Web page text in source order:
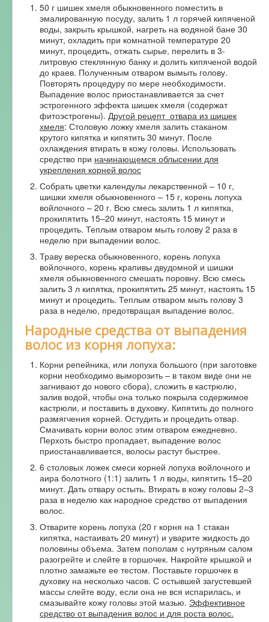
50 г шишек хмеля обыкновенного поместить в
эмалированную посуду, залить 1 л горячей кипяченой
воды, закрыть крышкой, нагреть на водяной бане 30
минут, охладить при комнатной температуре 20
минут, процедить, отжать сырье, перелить в 3-
литровую стеклянную банку и долить кипяченой водой
до краев. Полученным отваром вымыть голову.
Повторять процедуру по мере необходимости.
Выпадение волос приостанавливается за счет
эстрогенного эффекта шишек хмеля (содержат
фитоэстрогены). Другой рецепт отвара из шишек
хмеля: Столовую ложку хмеля залить стаканом
крутого кипятка и кипятить 30 минут. После
охлаждения втирать в кожу головы. Использовать
средство при начинающемся облысении для
укрепления корней волос
Собрать цветки календулы лекарственной – 10 г,
шишки хмеля обыкновенного – 15 г, корень лопуха
войлочного – 20 г. Всю смесь залить 1 л кипятка,
прокипятить 15–20 минут, настоять 15 минут и
процедить. Теплым отваром мыть голову 2 раза в
неделю при выпадении волос.
Траву вереска обыкновенного, корень лопуха
войлочного, корень крапивы двудомной и шишки
хмеля обыкновенного смешать поровну. Всю смесь
залить 3 л кипятка, прокипятить 25 минут, настоять 15
минут и процедить. Теплым отваром мыть голову 3
раза в неделю, предотвращая выпадение волос.
Народные средства от выпадения
волос из корня лопуха:
Корни репейника, или лопуха большого (при заготовке
корни необходимо выморозить – в таком виде они не
загнивают до нового сбора), сложить в кастрюлю,
залив водой, чтобы она только покрыла содержимое
кастрюли, и поставить в духовку. Кипятить до полного
размягчения корней. Остудить и процедить отвар.
Смачивать корни волос этим отваром ежедневно.
Перхоть быстро пропадает, выпадение волос
приостанавливается, волосы растут быстрее.
6 столовых ложек смеси корней лопуха войлочного и
аира болотного (1:1) залить 1 л воды, кипятить 15–20
минут. Дать отвару остыть. Втирать в кожу головы 2–3
раза в неделю как народное средство от выпадения
волос.
Отварите корень лопуха (20 г корня на 1 стакан
кипятка, настаивать 20 минут) и уварите жидкость до
половины объема. Затем пополам с нутряным салом
разогрейте и слейте в горшочек. Накройте крышкой и
плотно замажьте ее тестом. Поставьте горшочек в
духовку на несколько часов. С остывшей загустевшей
массы слейте воду, если она не вся испарилась, и
смазывайте кожу головы этой мазью. Эффективное
средство от выпадения волос и для роста волос.